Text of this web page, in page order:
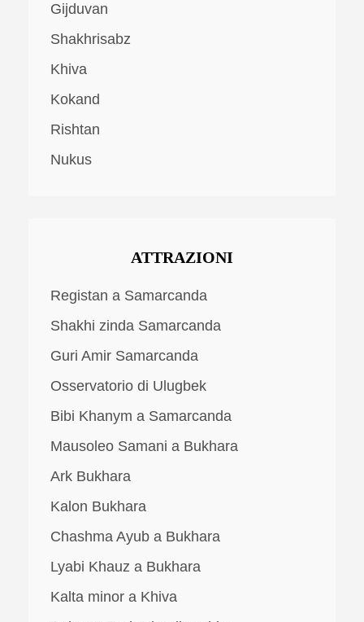
Gijduvan
Shakhrisabz
Khiva
Kokand
Rishtan
Nukus
ATTRAZIONI
Registan a Samarcanda
Shakhi zinda Samarcanda
Guri Amir Samarcanda
Osservatorio di Ulugbek
Bibi Khanym a Samarcanda
Mausoleo Samani a Bukhara
Ark Bukhara
Kalon Bukhara
Chashma Ayub a Bukhara
Lyabi Khauz a Bukhara
Kalta minor a Khiva